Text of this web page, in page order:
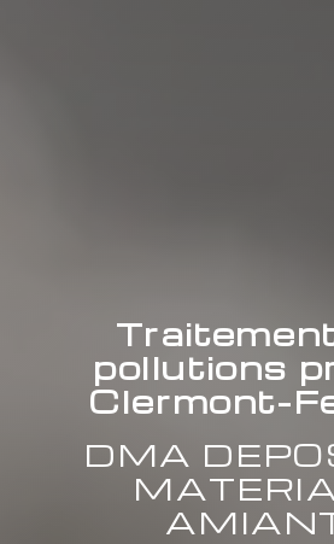
pollutions
Clermont-
DMA